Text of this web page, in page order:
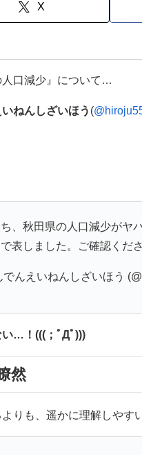
X
人口減少』について…
ねんしざいほう (
、秋田県の人口減少がヤ
表しました。ご確認くだ
んえいねんしざいほう
い…！(((；ﾟДﾟ)))
然
りも、遥かに理解しやす